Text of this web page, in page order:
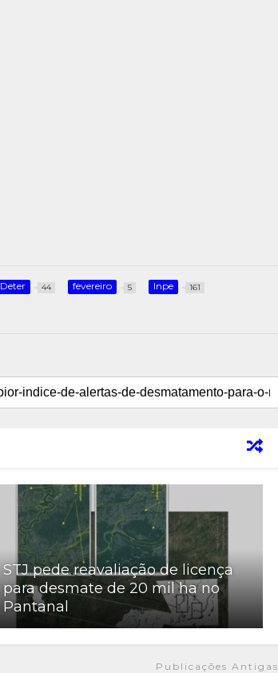
Deter 44 fevereiro 5 Inpe 161
STJ pede reavaliação de licença
para desmate de 20 mil ha no
Pantanal
Publicações Antigas